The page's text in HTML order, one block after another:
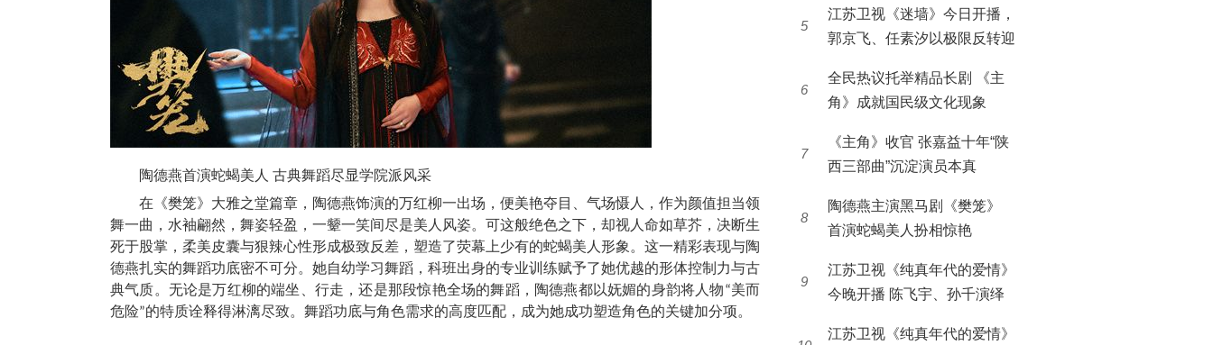
陶德燕首演蛇蝎美人 古典舞蹈尽显学院派风采
在《樊笼》大雅之堂篇章，陶德燕饰演的万红柳一出场，便美艳夺目、气场慑人，作为颜值担当领
舞一曲，水袖翩然，舞姿轻盈，一颦一笑间尽是美人风姿。可这般绝色之下，却视人命如草芥，决断生
死于股掌，柔美皮囊与狠辣心性形成极致反差，塑造了荧幕上少有 的蛇蝎美人形象。这一精彩表现与陶
德燕扎实的舞蹈功底密不可分。她自幼学习舞蹈，科班出身的专业训练赋予了她优越的形体控制力与古
典气质。无论是万红柳的端坐、行走，还是那段惊艳全场的舞蹈，陶德燕都以妩媚的身韵将人物“美而
危险”的特质诠释得淋漓尽致。舞蹈功底与角色需求的高度匹配，成为她成功塑造角色的关键加分项。
5
江苏卫视《迷墙》今日开播，
郭京飞、任素汐以极限反转迎
6
全民热议托举精品长剧 《主
角》成就国民级文化现象
7
《主角》收官 张嘉益十年“陕
西三部曲”沉淀演员本真
8
陶德燕主演黑马剧《樊笼》
首演蛇蝎美人扮相惊艳
9
江苏卫视《纯真年代的爱情》
今晚开播 陈飞宇、孙千演绎
江苏卫视《纯真年代的爱情》